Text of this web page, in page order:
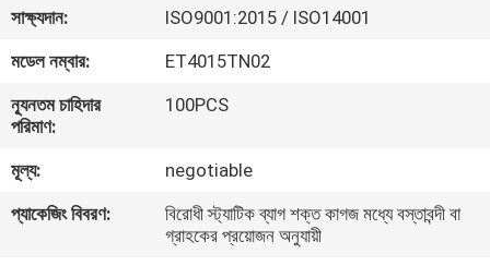
আমাদের
সম্পর্কে
ভ্রমণ
সাক্ষ্যদান:
ISO9001:2015 / ISO14001
মডেল নম্বার:
ET4015TN02
ন্যূনতম চাহিদার
পরিমাণ:
100PCS
মূল্য:
negotiable
প্যাকেজিং বিবরণ:
বিরোধী স্ট্যাটিক ব্যাগ শক্ত কাগজ মধ্যে বস্তাবন্দী বা
গ্রাহকের প্রয়োজন অনুযায়ী